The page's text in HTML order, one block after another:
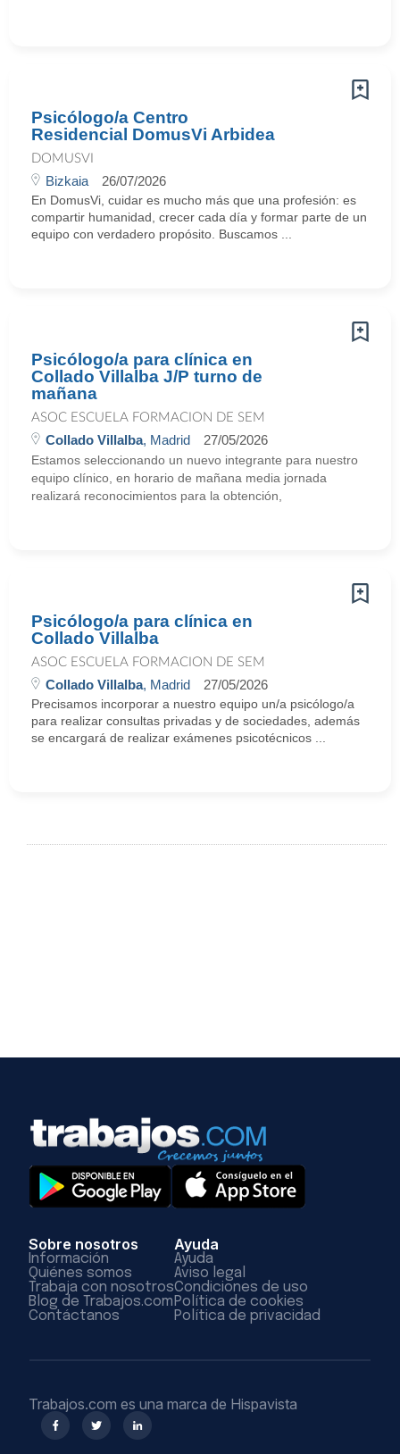
Psicólogo/a Centro
Residencial DomusVi Arbidea
DOMUSVI
Bizkaia 26/07/2026
En DomusVi, cuidar es mucho más que una profesión: es
compartir humanidad, crecer cada día y formar parte de un
equipo con verdadero propósito. Buscamos ...
Psicólogo/a para clínica en
Collado Villalba J/P turno de
mañana
ASOC ESCUELA FORMACION DE SEM
Collado Villalba, Madrid 27/05/2026
Estamos seleccionando un nuevo integrante para nuestro
equipo clínico, en horario de mañana media jornada
realizará reconocimientos para la obtención,
Psicólogo/a para clínica en
Collado Villalba
ASOC ESCUELA FORMACION DE SEM
Collado Villalba, Madrid 27/05/2026
Precisamos incorporar a nuestro equipo un/a psicólogo/a
para realizar consultas privadas y de sociedades, además
se encargará de realizar exámenes psicotécnicos ...
Sobre nosotros
Información
Quiénes somos
Trabaja con nosotros
Blog de Trabajos.com
Contáctanos
Ayuda
Ayuda
Aviso legal
Condiciones de uso
Política de cookies
Política de privacidad
Trabajos.com es una marca de Hispavista